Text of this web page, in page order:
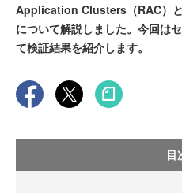
Application Clusters（RAC）と
について解説しました。今回は
て検証結果を紹介します。
目